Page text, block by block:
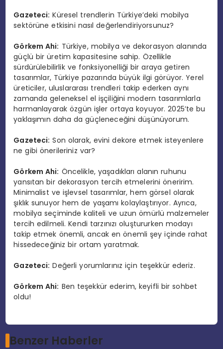
Gazeteci: Küresel trendlerin Türkiye’deki mobilya
sektörüne etkisini nasıl değerlendiriyorsunuz?
Görkem Ahi: Türkiye, mobilya ve dekorasyon alanında
güçlü bir üretim kapasitesine sahip. Özellikle
sürdürülebilirlik ve fonksiyonelliği bir araya getiren
tasarımlar, Türkiye pazarında büyük ilgi görüyor. Yerel
üreticiler, uluslararası trendleri takip ederken aynı
zamanda geleneksel el işçiliğini modern tasarımlarla
harmanlayarak özgün işler ortaya koyuyor. 2025’te bu
yaklaşımın daha da güçleneceğini düşünüyorum.
Gazeteci: Son olarak, evini dekore etmek isteyenlere
ne gibi önerileriniz var?
Görkem Ahi: Öncelikle, yaşadıkları alanın ruhunu
yansıtan bir dekorasyon tercih etmelerini öneririm.
Minimalist ve işlevsel tasarımlar, hem görsel olarak
şıklık sunuyor hem de yaşamı kolaylaştırıyor. Ayrıca,
mobilya seçiminde kaliteli ve uzun ömürlü malzemeler
tercih edilmeli. Kendi tarzınızı oluştururken modayı
takip etmek önemli, ancak en önemli şey içinde rahat
hissedeceğiniz bir ortam yaratmak.
Gazeteci: Değerli yorumlarınız için teşekkür ederiz.
Görkem Ahi: Ben teşekkür ederim, keyifli bir sohbet
oldu!
Benzer Haberler